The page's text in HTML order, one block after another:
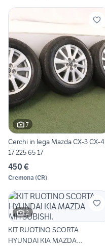
7
Cerchi in lega Mazda CX-3 CX-4
17 225 65 17
450 €
Cremona (CR)
2
KIT RUOTINO SCORTA
HYUNDAI KIA MAZDA